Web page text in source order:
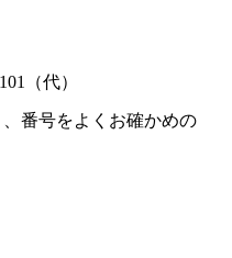
（代）
番号をよくお確かめの